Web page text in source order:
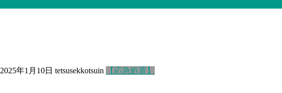
2025年1月10日 tetsusekkotsuin 【応急処置】